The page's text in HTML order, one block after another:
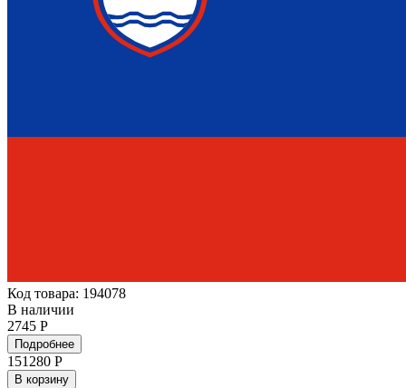
Код товара: 194078
В наличии
2745 Р
Подробнее
151280 Р
В корзину